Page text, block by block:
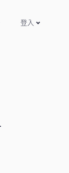
登入